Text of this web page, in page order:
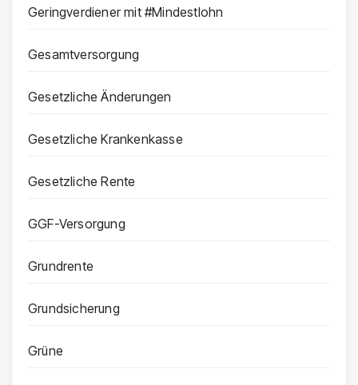
Geringverdiener mit #Mindestlohn
Gesamtversorgung
Gesetzliche Änderungen
Gesetzliche Krankenkasse
Gesetzliche Rente
GGF-Versorgung
Grundrente
Grundsicherung
Grüne